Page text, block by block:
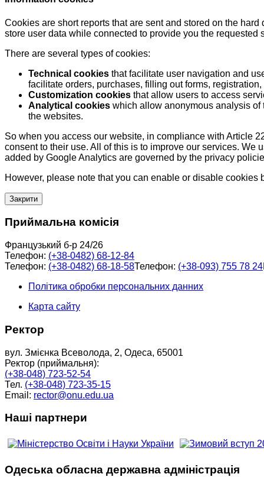
Cookies are short reports that are sent and stored on the
store user data while connected to provide you the
There are several types of cookies:
Technical cookies that facilitate user navigation and
facilitate orders, purchases, filling out forms,
Customization cookies that allow users to access
Analytical cookies which allow anonymous analysis
the websites.
So when you access our website, in compliance with Article
consent to their use. All of this is to improve our services.
added by Google Analytics are governed by the privacy
However, please note that you can enable or disable cookies
Закрити
Приймальна комісія
Французький б-р 24/26
Телефон: (+38-0482) 68-12-84
Телефон: (+38-0482) 68-18-58Телефон: (+38-093) 755 78 24
Політика обробки персональних данних
Карта сайту
Ректор
вул. Змієнка Всеволода, 2, Одеса, 65001
Ректор (приймальня):
(+38-048) 723-52-54
Тел. (+38-048) 723-35-15
Email: rector@onu.edu.ua
Наші партнери
Одеська обласна державна адміністрація